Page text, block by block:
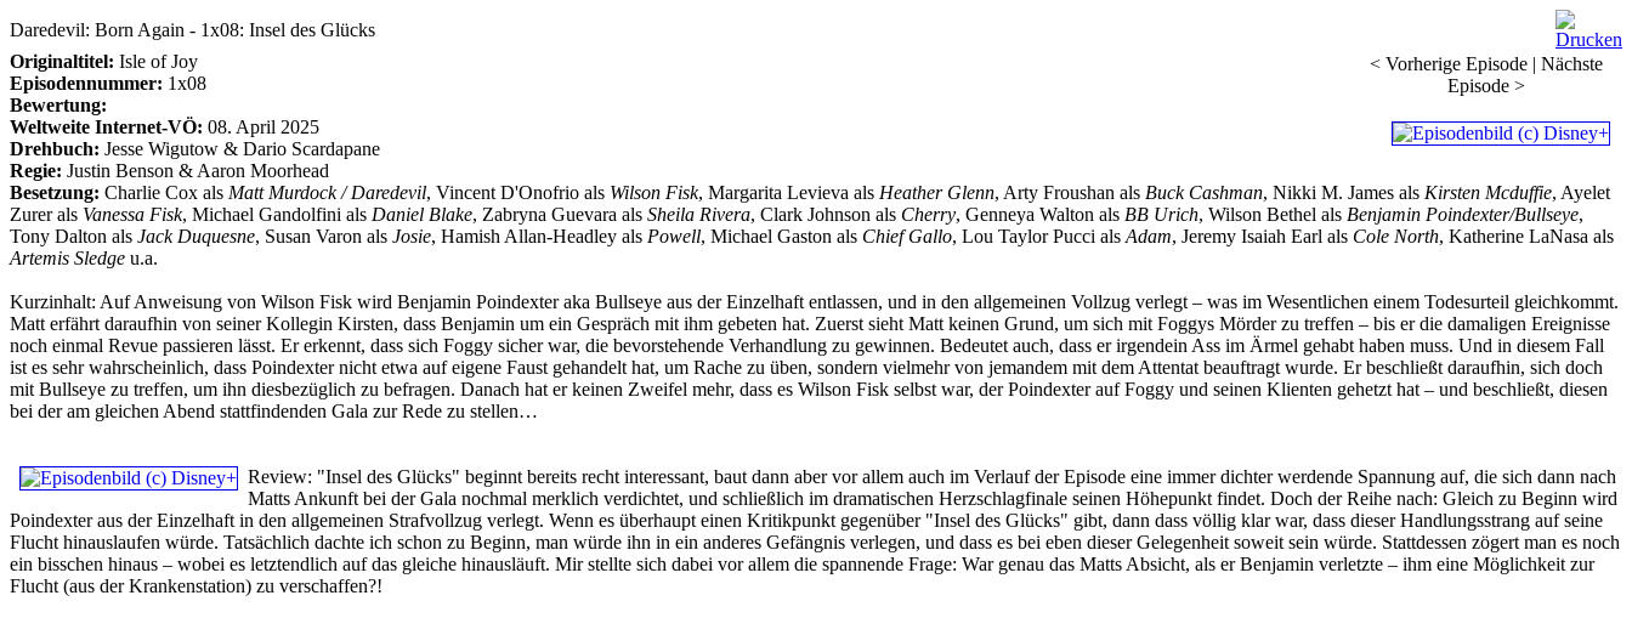
Daredevil: Born Again - 1x08: Insel des Glücks
< Vorherige Episode| Nächste
Episode >
Originaltitel: Isle of Joy
Episodennummer: 1x08
Bewertung:
Weltweite Internet-VÖ: 08. April 2025
Drehbuch: Jesse Wigutow & Dario Scardapane
Regie: Justin Benson & Aaron Moorhead
Besetzung: Charlie Cox als Matt Murdock / Daredevil, Vincent D'Onofrio als Wilson Fisk, Margarita Levieva als Heather Glenn, Arty Froushan als Buck Cashman, Nikki M. James als Kirsten Mcduffie, Ayelet
Zurer als Vanessa Fisk, Michael Gandolfini als Daniel Blake, Zabryna Guevara als Sheila Rivera, Clark Johnson als Cherry, Genneya Walton als BB Urich, Wilson Bethel als Benjamin Poindexter/Bullseye,
Tony Dalton als Jack Duquesne, Susan Varon als Josie, Hamish Allan-Headley als Powell, Michael Gaston als Chief Gallo, Lou Taylor Pucci als Adam, Jeremy Isaiah Earl als Cole North, Katherine LaNasa als
Artemis Sledge u.a.
Kurzinhalt: Auf Anweisung von Wilson Fisk wird Benjamin Poindexter aka Bullseye aus der Einzelhaft entlassen, und in den allgemeinen Vollzug verlegt – was im Wesentlichen einem Todesurteil gleichkommt.
Matt erfährt daraufhin von seiner Kollegin Kirsten, dass Benjamin um ein Gespräch mit ihm gebeten hat. Zuerst sieht Matt keinen Grund, um sich mit Foggys Mörder zu treffen – bis er die damaligen Ereignisse
noch einmal Revue passieren lässt. Er erkennt, dass sich Foggy sicher war, die bevorstehende Verhandlung zu gewinnen. Bedeutet auch, dass er irgendein Ass im Ärmel gehabt haben muss. Und in diesem Fall
ist es sehr wahrscheinlich, dass Poindexter nicht etwa auf eigene Faust gehandelt hat, um Rache zu üben, sondern vielmehr von jemandem mit dem Attentat beauftragt wurde. Er beschließt daraufhin, sich doch
mit Bullseye zu treffen, um ihn diesbezüglich zu befragen. Danach hat er keinen Zweifel mehr, dass es Wilson Fisk selbst war, der Poindexter auf Foggy und seinen Klienten gehetzt hat – und beschließt, diesen
bei der am gleichen Abend stattfindenden Gala zur Rede zu stellen…
Review: "Insel des Glücks" beginnt bereits recht interessant, baut dann aber vor allem auch im Verlauf der Episode eine immer dichter werdende Spannung auf, die sich dann nach
Matts Ankunft bei der Gala nochmal merklich verdichtet, und schließlich im dramatischen Herzschlagfinale seinen Höhepunkt findet. Doch der Reihe nach: Gleich zu Beginn wird
Poindexter aus der Einzelhaft in den allgemeinen Strafvollzug verlegt. Wenn es überhaupt einen Kritikpunkt gegenüber "Insel des Glücks" gibt, dann dass völlig klar war, dass dieser Handlungsstrang auf seine
Flucht hinauslaufen würde. Tatsächlich dachte ich schon zu Beginn, man würde ihn in ein anderes Gefängnis verlegen, und dass es bei eben dieser Gelegenheit soweit sein würde. Stattdessen zögert man es noch
ein bisschen hinaus – wobei es letztendlich auf das gleiche hinausläuft. Mir stellte sich dabei vor allem die spannende Frage: War genau das Matts Absicht, als er Benjamin verletzte – ihm eine Möglichkeit zur
Flucht (aus der Krankenstation) zu verschaffen?!